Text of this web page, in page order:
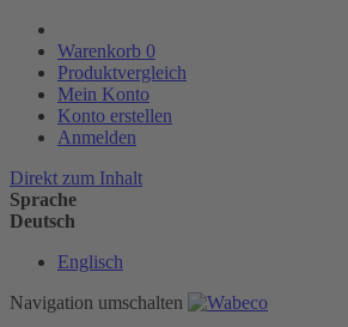
Warenkorb 0
Produktvergleich
Mein Konto
Konto erstellen
Anmelden
Direkt zum Inhalt
Sprache
Deutsch
Englisch
Navigation umschalten